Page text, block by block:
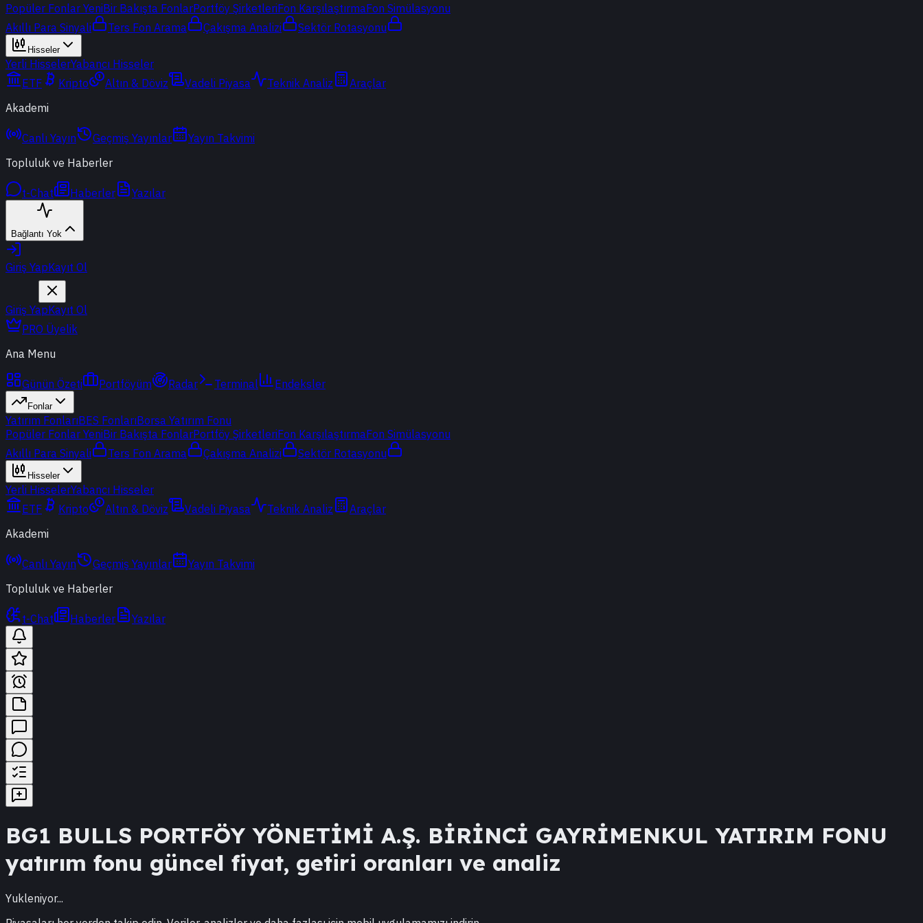
Popüler Fonlar YeniBir Bakışta FonlarPortföy ŞirketleriFon KarşılaştırmaFon Simülasyonu
Akıllı Para Sinyali
Ters Fon Arama Çakışma Analizi Sektör Rotasyonu
Hisseler
Yerli HisselerYabancı Hisseler
ETF
Kripto Altın & Döviz Vadeli Piyasa Teknik Analiz
Araçlar
Akademi
Canlı Yayın Geçmiş Yayınlar
Yayın Takvimi
Topluluk ve Haberler
t-Chat Haberler Yazılar
Bağlantı Yok
Giriş YapKayıt Ol
Giriş YapKayıt Ol
PRO Üyelik
Ana Menu
Günün Özeti Portföyüm Radar Terminal Endeksler
Fonlar
Yatırım FonlarıBES FonlarıBorsa Yatırım Fonu
Popüler Fonlar YeniBir Bakışta FonlarPortföy ŞirketleriFon KarşılaştırmaFon Simülasyonu
Akıllı Para Sinyali
Ters Fon Arama Çakışma Analizi Sektör Rotasyonu
Hisseler
Yerli HisselerYabancı Hisseler
ETF
Kripto Altın & Döviz Vadeli Piyasa Teknik Analiz
Araçlar
Akademi
Canlı Yayın Geçmiş Yayınlar
Yayın Takvimi
Topluluk ve Haberler
t-Chat Haberler Yazılar
BG1 BULLS PORTFÖY YÖNETİMİ A.Ş. BİRİNCİ GAYRİMENKUL YATIRIM FONU
yatırım fonu güncel fiyat, getiri oranları ve analiz
Yukleniyor...